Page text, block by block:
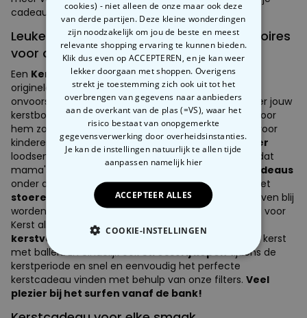
cadeaus.
Leuke kerstcadeaus, gadgets en accessoires
voor de feestdagen
Een Kerst
zonder leuke gadgets, toffe cadeaus en
originele accessoires van radbag? Simpelweg
onvoorstelbaar. Ze mogen echt niet ontbreken onder jouw
kerstboom. Of je nu een kerstcadeau voor haar of voor
hem zoekt, of misschien wel een leuk kerstcadeau voor
kinderen of voor je ouders… met onzecadeauvinder
loodsen we je door de ergste kerststress. Wij weten dat
mama's grote fans zijn van onze
leuke lifestyle cadeaus
onder de kerstboom, papa's ook heel gelukkig zijn met
stoere gadgets voor Kerst, en kinderen minstens even blij
worden bij het zien van ons leuke aanbod speelgoed voor
Kerst als wij zelf. We hebben ook hele originele
kerstversiering als kerstcadeau. Voor eindelijk een kerst
met ballen.En eindelijk ookstressvrij kopentijdens de
kerstperiode en snel en eenvoudig het perfecte
kerstcadeau vinden met behulp van onze filters. Veel
plezier bij het surfen vanaf de bank!
cookies) - niet alleen de onze maar ook deze
van derde partijen. Deze kleine wonderdingen
zijn noodzakelijk om jou de beste en meest
relevante shopping ervaring te kunnen bieden.
Klik dus even op ACCEPTEREN, en je kan weer
lekker doorgaan met shoppen. Overigens
strekt je toestemming zich ook uit tot het
overbrengen van gegevens naar aanbieders
aan de overkant van de plas (=VS), waar het
risico bestaat van onopgemerkte
gegevensverwerking door overheidsinstanties.
Je kan de instellingen natuurlijk te allen tijde
aanpassen namelijk hier
ACCEPTEER ALLES
COOKIE-INSTELLINGEN
NOODZAKELIJK
PERFORMANCE